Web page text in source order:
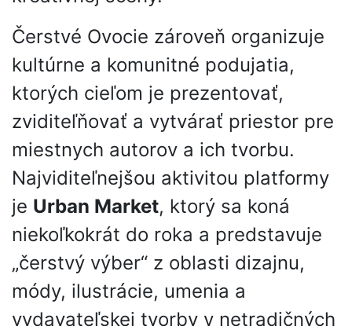
Čerstvé Ovocie zároveň organizuje
kultúrne a komunitné podujatia,
ktorých cieľom je prezentovať,
zviditeľňovať a vytvárať priestor pre
miestnych autorov a ich tvorbu.
Najviditeľnejšou aktivitou platformy
je Urban Market, ktorý sa koná
niekoľkokrát do roka a predstavuje
„čerstvý výber“ z oblasti dizajnu,
módy, ilustrácie, umenia a
vydavateľskej tvorby v netradičných